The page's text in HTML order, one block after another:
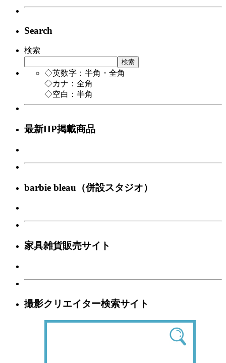
Search
検索
検索
◇英数字：半角・全角
◇カナ：全角
◇空白：半角
最新HP掲載商品
barbie bleau（併設スタジオ）
家具雑貨販売サイト
撮影クリエイター検索サイト